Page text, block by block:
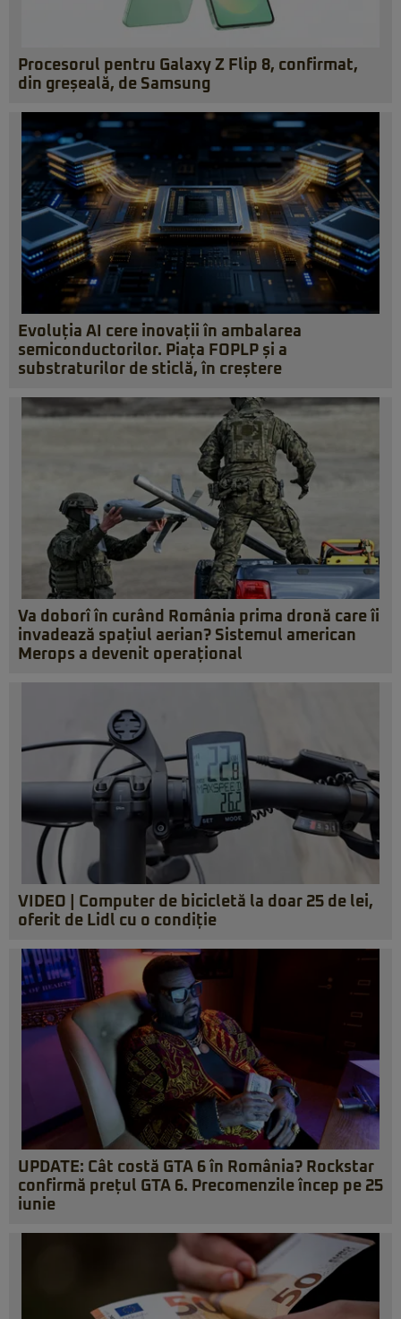
Procesorul pentru Galaxy Z Flip 8, confirmat,
din greșeală, de Samsung
Evoluția AI cere inovații în ambalarea
semiconductorilor. Piața FOPLP și a
substraturilor de sticlă, în creștere
Va doborî în curând România prima dronă care îi
invadează spațiul aerian? Sistemul american
Merops a devenit operațional
VIDEO | Computer de bicicletă la doar 25 de lei,
oferit de Lidl cu o condiție
UPDATE: Cât costă GTA 6 în România? Rockstar
confirmă prețul GTA 6. Precomenzile încep pe 25
iunie